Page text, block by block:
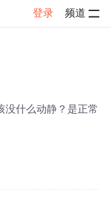
登录 频道
什么动静？是正常